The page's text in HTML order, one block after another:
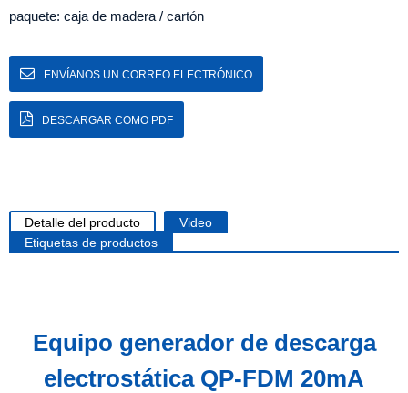
paquete: caja de madera / cartón
ENVÍANOS UN CORREO ELECTRÓNICO
DESCARGAR COMO PDF
Detalle del producto
Video
Etiquetas de productos
Equipo generador de descarga
electrostática QP-FDM 20mA